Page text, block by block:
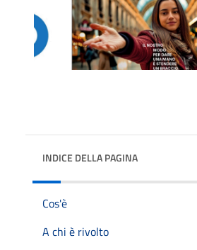
INDICE DELLA PAGINA
Cos'è
A chi è rivolto